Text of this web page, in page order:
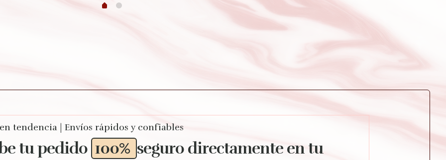
tu pedido 100% seguro directamente en tu
tendencia | Envíos rápidos y confiables